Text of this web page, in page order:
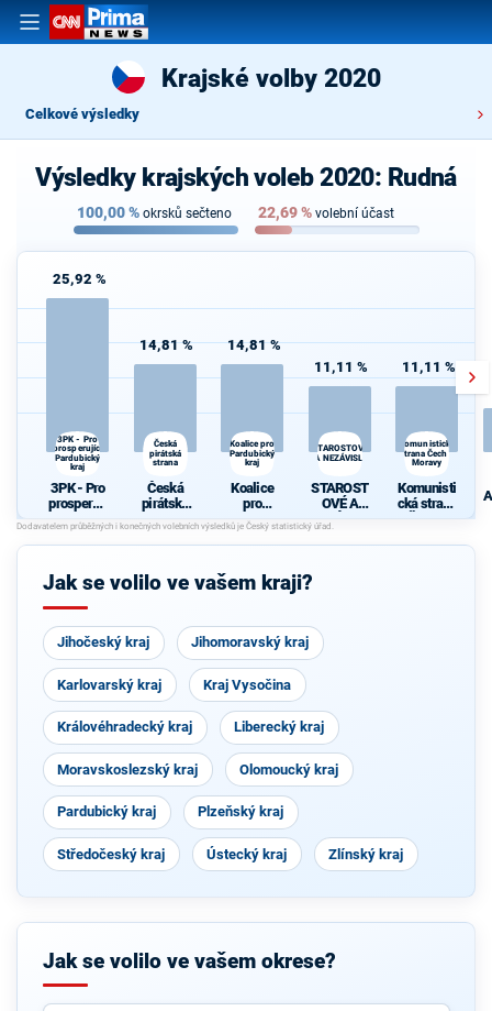
Krajské volby 2020
Celkové výsledky
Výsledky krajských voleb 2020: Rudná
100,00% okrsků sečteno 22,69% volební účast
25,92 %
3PK - Pro
prosperující
Pardubický
kraj
3PK - Pro
prosperují
cí
Pardubick
ý kraj
14,81 %
Česká
pirátská
strana
Česká
pirátská
strana
14,81 %
Koalice pro
Pardubický
kraj
Koalice
pro
Pardubick
ý kraj
11,11 %
STAROSTOVÉ
A NEZÁVISLÍ
STAROST
OVÉ A
NEZÁVISL
11,11 %
Komunistická
strana Čech a
Moravy
Komunisti
cká strana
Čech a
Jak se volilo ve vašem kraji?
Jihočeský kraj Jihomoravský kraj
Karlovarský kraj Kraj Vysočina
Královéhradecký kraj Liberecký kraj
Moravskoslezský kraj Olomoucký kraj
Pardubický kraj Plzeňský kraj
Středočeský kraj Ústecký kraj Zlínský kraj
Jak se volilo ve vašem okrese?